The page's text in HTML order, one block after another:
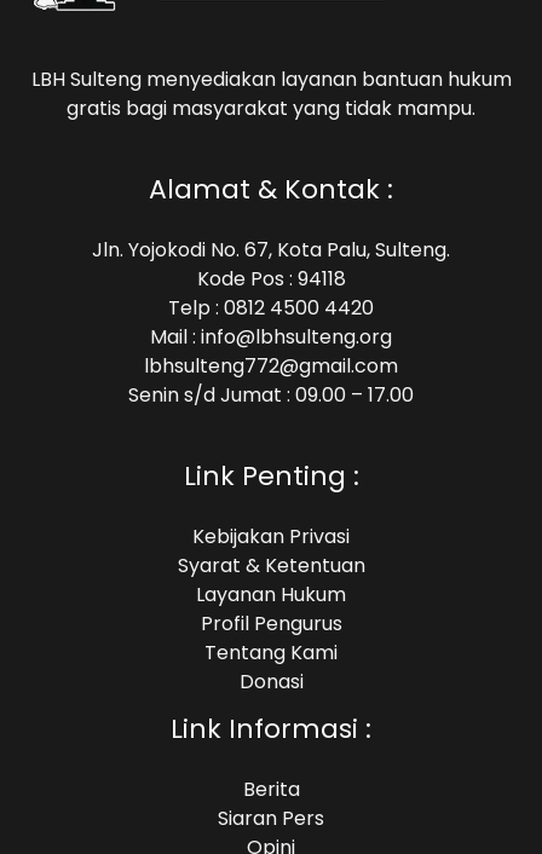
LBH Sulteng menyediakan layanan bantuan hukum
gratis bagi masyarakat yang tidak mampu.
Alamat & Kontak :
Jln. Yojokodi No. 67, Kota Palu, Sulteng.
Kode Pos : 94118
Telp : 0812 4500 4420
Mail : info@lbhsulteng.org
lbhsulteng772@gmail.com
Senin s/d Jumat : 09.00 – 17.00
Link Penting :
Kebijakan Privasi
Syarat & Ketentuan
Layanan Hukum
Profil Pengurus
Tentang Kami
Donasi
Link Informasi :
Berita
Siaran Pers
Opini